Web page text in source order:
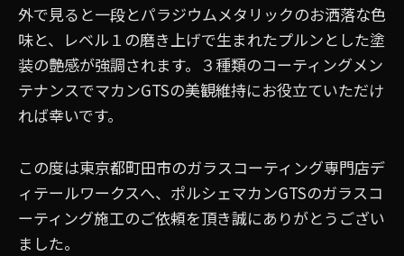
外で見ると一段とパラジウムメタリックのお洒落な色
味と、レベル１の磨き上げで生まれたプルンとした塗
装の艶感が強調されます。３種類のコーティングメン
テナンスでマカンGTSの美観維持にお役立ていただけ
れば幸いです。
この度は東京都町田市のガラスコーティング専門店デ
ィテールワークスへ、ポルシェマカンGTSのガラスコ
ーティング施工のご依頼を頂き誠にありがとうござい
ました。